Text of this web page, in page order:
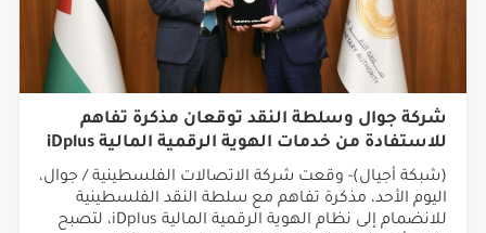
شركة جوال وسلطة النقد توقعان مذكرة تفاهم
للاستفادة من خدمات الهوية الرقمية المالية iDplus
(شبكة أجيال)- وقعت شركة الاتصالات الفلسطينية / جوال،
اليوم الأحد، مذكرة تفاهم مع سلطة النقد الفلسطينية
للانضمام إلى نظام الهوية الرقمية المالية iDplus، لتصبح